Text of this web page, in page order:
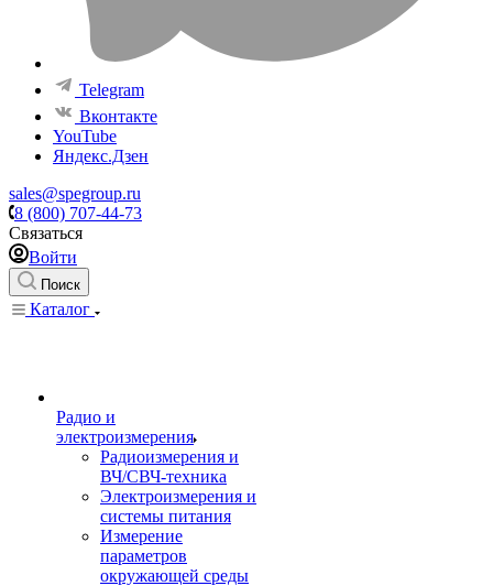
Telegram
Вконтакте
YouTube
Яндекс.Дзен
sales@spegroup.ru
8 (800) 707-44-73
Связаться
Войти
Поиск
Каталог
Радио и
электроизмерения
Радиоизмерения и
ВЧ/СВЧ-техника
Электроизмерения и
системы питания
Измерение
параметров
окружающей среды